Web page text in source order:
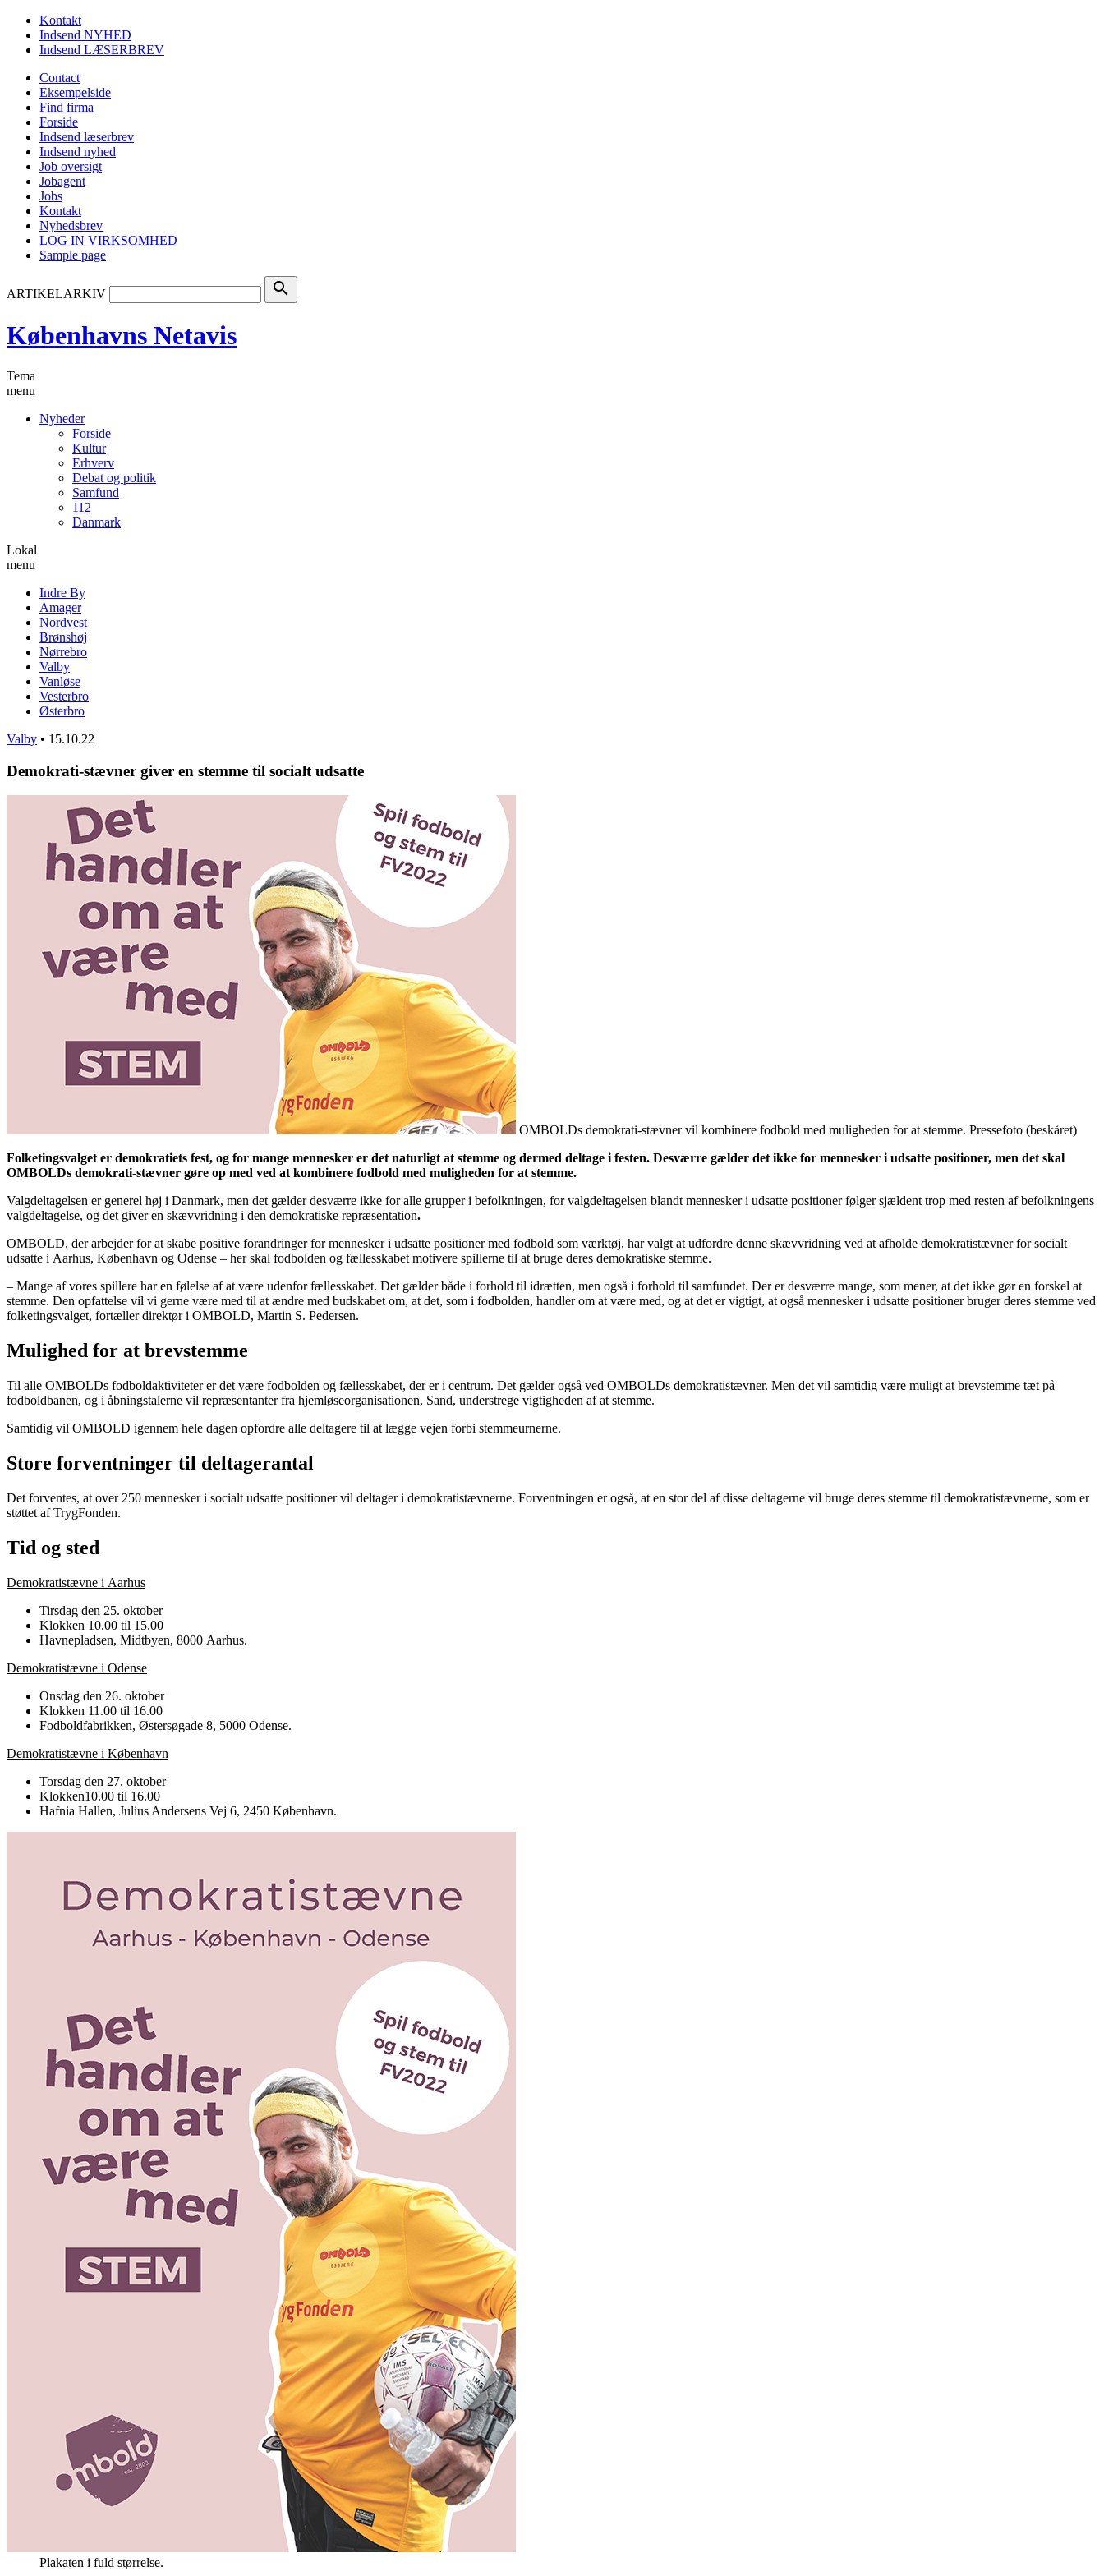
Kontakt
Indsend NYHED
Indsend LÆSERBREV
Contact
Eksempelside
Find firma
Forside
Indsend læserbrev
Indsend nyhed
Job oversigt
Jobagent
Jobs
Kontakt
Nyhedsbrev
LOG IN VIRKSOMHED
Sample page
ARTIKELARKIV search
Københavns Netavis
Tema
menu
Nyheder
Forside
Kultur
Erhverv
Debat og politik
Samfund
112
Danmark
Lokal
menu
Indre By
Amager
Nordvest
Brønshøj
Nørrebro
Valby
Vanløse
Vesterbro
Østerbro
Valby • 15.10.22
Demokrati-stævner giver en stemme til socialt udsatte
OMBOLDs demokrati-stævner vil kombinere fodbold med muligheden for at stemme. Pressefoto (beskåret)
Folketingsvalget er demokratiets fest, og for mange mennesker er det naturligt at stemme og dermed deltage i festen. Desværre gælder det ikke for mennesker i udsatte positioner, men det skal
OMBOLDs demokrati-stævner gøre op med ved at kombinere fodbold med muligheden for at stemme.
Valgdeltagelsen er generel høj i Danmark, men det gælder desværre ikke for alle grupper i befolkningen, for valgdeltagelsen blandt mennesker i udsatte positioner følger sjældent trop med resten af befolkningens
valgdeltagelse, og det giver en skævvridning i den demokratiske repræsentation.
OMBOLD, der arbejder for at skabe positive forandringer for mennesker i udsatte positioner med fodbold som værktøj, har valgt at udfordre denne skævvridning ved at afholde demokratistævner for socialt
udsatte i Aarhus, København og Odense – her skal fodbolden og fællesskabet motivere spillerne til at bruge deres demokratiske stemme.
– Mange af vores spillere har en følelse af at være udenfor fællesskabet. Det gælder både i forhold til idrætten, men også i forhold til samfundet. Der er desværre mange, som mener, at det ikke gør en forskel at
stemme. Den opfattelse vil vi gerne være med til at ændre med budskabet om, at det, som i fodbolden, handler om at være med, og at det er vigtigt, at også mennesker i udsatte positioner bruger deres stemme ved
folketingsvalget, fortæller direktør i OMBOLD, Martin S. Pedersen.
Mulighed for at brevstemme
Til alle OMBOLDs fodboldaktiviteter er det være fodbolden og fællesskabet, der er i centrum. Det gælder også ved OMBOLDs demokratistævner. Men det vil samtidig være muligt at brevstemme tæt på
fodboldbanen, og i åbningstalerne vil repræsentanter fra hjemløseorganisationen, Sand, understrege vigtigheden af at stemme.
Samtidig vil OMBOLD igennem hele dagen opfordre alle deltagere til at lægge vejen forbi stemmeurnerne.
Store forventninger til deltagerantal
Det forventes, at over 250 mennesker i socialt udsatte positioner vil deltager i demokratistævnerne. Forventningen er også, at en stor del af disse deltagerne vil bruge deres stemme til demokratistævnerne, som er
støttet af TrygFonden.
Tid og sted
Demokratistævne i Aarhus
Tirsdag den 25. oktober
Klokken 10.00 til 15.00
Havnepladsen, Midtbyen, 8000 Aarhus.
Demokratistævne i Odense
Onsdag den 26. oktober
Klokken 11.00 til 16.00
Fodboldfabrikken, Østersøgade 8, 5000 Odense.
Demokratistævne i København
Torsdag den 27. oktober
Klokken10.00 til 16.00
Hafnia Hallen, Julius Andersens Vej 6, 2450 København.
Plakaten i fuld størrelse.